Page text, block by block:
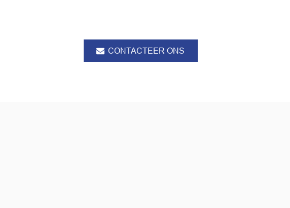
CONTACTEER ONS